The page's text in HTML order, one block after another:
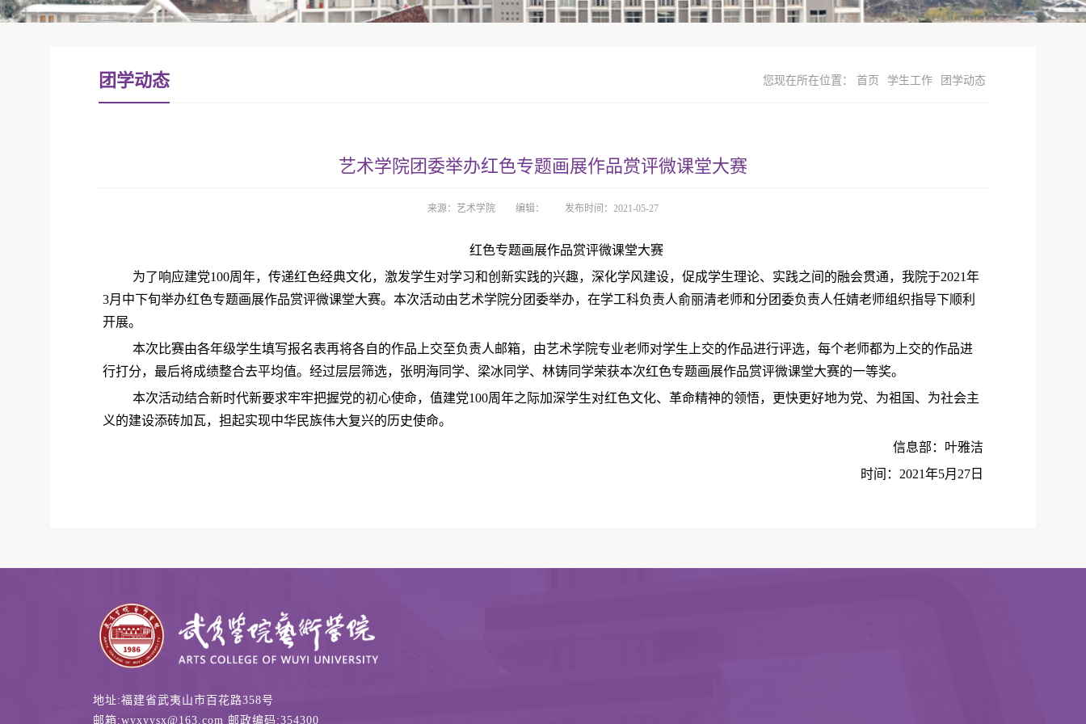
团学动态 您现在所在位置： 首页 学生工作 团学动态
艺术学院团委举办红色专题画展作品赏评微课堂大赛
来源：艺术学院 编辑： 发布时间：2021-05-27
红色专题画展作品赏评微课堂大赛
为了响应建党100周年，传递红色经典文化，激发学生对学习和创新实践的兴趣，深化学风建设，促成学生理论、实践之间的融会贯通，我院于2021年
3月中下旬举办红色专题画展作品赏评微课堂大赛。本次活动由艺术学院分团委举办，在学工科负责人俞丽清老师和分团委负责人任婧老师组织指导下顺利
开展。
本次比赛由各年级学生填写报名表再将各自的作品上交至负责人邮箱，由艺术学院专业老师对学生上交的作品进行评选，每个老师都为上交的作品进
行打分，最后将成绩整合去平均值。经过层层筛选，张明海同学、梁冰同学、林铸同学荣获本次红色专题画展作品赏评微课堂大赛的一等奖。
本次活动结合新时代新要求牢牢把握党的初心使命，值建党100周年之际加深学生对红色文化、革命精神的领悟，更快更好地为党、为祖国、为社会主
义的建设添砖加瓦，担起实现中华民族伟大复兴的历史使命。
信息部：叶雅洁
时间： 2021年5月 27 日
地址:福建省武夷山市百花路358号
邮箱:wyxyysx@163.com 邮政编码:354300